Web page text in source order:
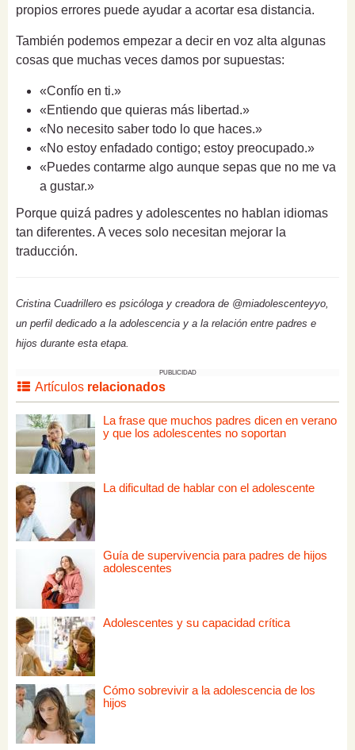
propios errores puede ayudar a acortar esa distancia.
También podemos empezar a decir en voz alta algunas
cosas que muchas veces damos por supuestas:
«Confío en ti.»
«Entiendo que quieras más libertad.»
«No necesito saber todo lo que haces.»
«No estoy enfadado contigo; estoy preocupado.»
«Puedes contarme algo aunque sepas que no me va
a gustar.»
Porque quizá padres y adolescentes no hablan idiomas
tan diferentes. A veces solo necesitan mejorar la
traducción.
Cristina Cuadrillero es psicóloga y creadora de @miadolescenteyyo,
un perfil dedicado a la adolescencia y a la relación entre padres e
hijos durante esta etapa.
PUBLICIDAD
Artículos relacionados
La frase que muchos padres dicen en verano
y que los adolescentes no soportan
La dificultad de hablar con el adolescente
Guía de supervivencia para padres de hijos
adolescentes
Adolescentes y su capacidad crítica
Cómo sobrevivir a la adolescencia de los
hijos